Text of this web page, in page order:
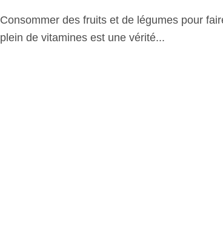
Consommer des fruits et de légumes pour faire le
plein de vitamines est une vérité...